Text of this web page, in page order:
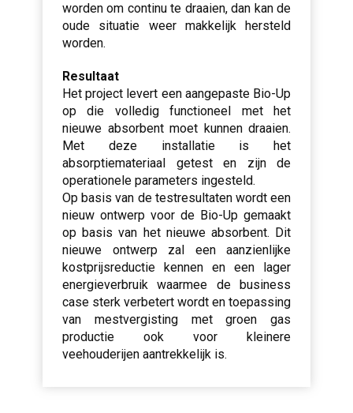
worden om continu te draaien, dan kan de
oude situatie weer makkelijk hersteld
worden.
Resultaat
Het project levert een aangepaste Bio-Up
op die volledig functioneel met het
nieuwe absorbent moet kunnen draaien.
Met deze installatie is het
absorptiemateriaal getest en zijn de
operationele parameters ingesteld.
Op basis van de testresultaten wordt een
nieuw ontwerp voor de Bio-Up gemaakt
op basis van het nieuwe absorbent. Dit
nieuwe ontwerp zal een aanzienlijke
kostprijsreductie kennen en een lager
energieverbruik waarmee de business
case sterk verbetert wordt en toepassing
van mestvergisting met groen gas
productie ook voor kleinere
veehouderijen aantrekkelijk is.